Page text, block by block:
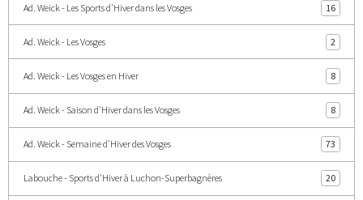
Ad. Weick - Les Sports d'Hiver dans les Vosges 16
Ad. Weick - Les Vosges 2
Ad. Weick - Les Vosges en Hiver 8
Ad. Weick - Saison d'Hiver dans les Vosges 8
Ad. Weick - Semaine d'Hiver des Vosges 73
Labouche - Sports d'Hiver à Luchon-Superbagnères 20